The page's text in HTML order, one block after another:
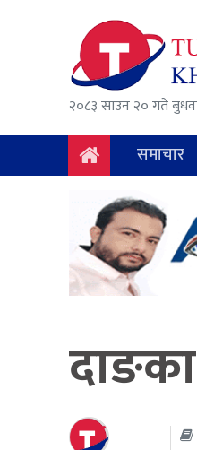
२०८३ साउन २० गते
समाचार
राजनीति